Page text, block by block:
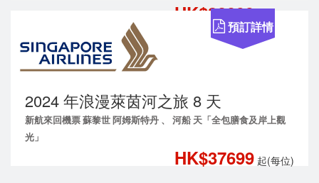
HK$32899
2024 年浪漫萊茵河之旅 8 天
新航來回機票 蘇黎世 阿姆斯特丹 、 河船 天「全包膳食及岸上觀
光」
HK$37699 起(每位)
預訂詳情